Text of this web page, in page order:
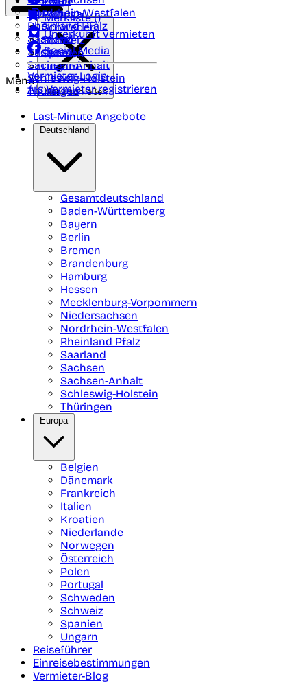
Nordrhein-Westfalen
Rheinland Pfalz
Saarland
Sachsen
Sachsen-Anhalt
Schleswig-Holstein
Thüringen
Portugal
Schweden
Schweiz
Spanien
Ungarn
Merkliste ()
Unterkunft vermieten
Social Media
Vermieter-Login
Als Vermieter registrieren
Menü
Menü schließen
Last-Minute Angebote
Deutschland
Gesamtdeutschland
Baden-Württemberg
Bayern
Berlin
Bremen
Brandenburg
Hamburg
Hessen
Mecklenburg-Vorpommern
Niedersachsen
Nordrhein-Westfalen
Rheinland Pfalz
Saarland
Sachsen
Sachsen-Anhalt
Schleswig-Holstein
Thüringen
Europa
Belgien
Dänemark
Frankreich
Italien
Kroatien
Niederlande
Norwegen
Österreich
Polen
Portugal
Schweden
Schweiz
Spanien
Ungarn
Reiseführer
Einreisebestimmungen
Vermieter-Blog